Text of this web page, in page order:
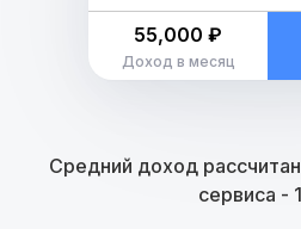
55,000 ₽
Доход в месяц
Средний доход
сервиса -